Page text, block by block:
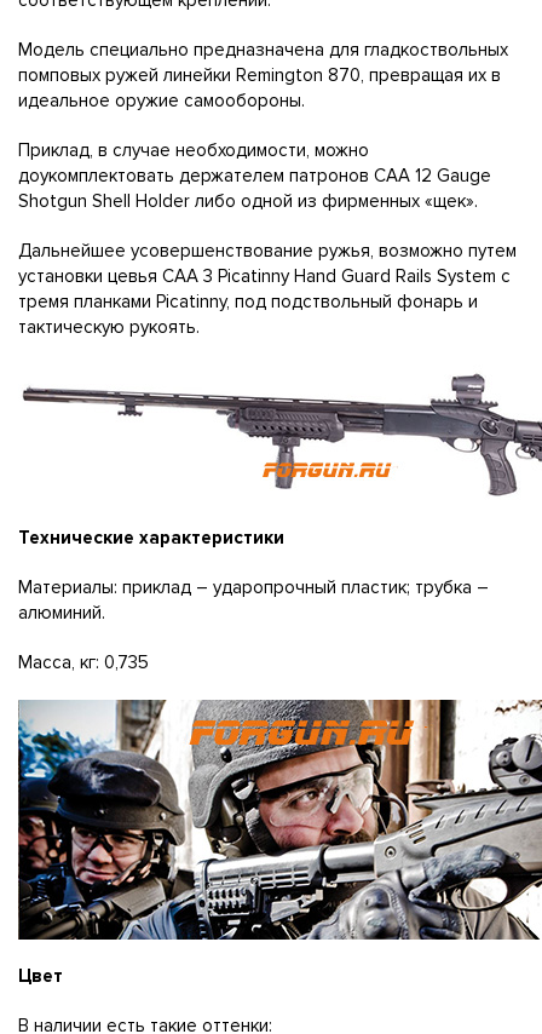
Модель специально предназначена для гладкоствольных
помповых ружей линейки Remington 870, превращая их в
идеальное оружие самообороны.
Приклад, в случае необходимости, можно
доукомплектовать держателем патронов CAA 12 Gauge
Shotgun Shell Holder либо одной из фирменных «щек».
Дальнейшее усовершенствование ружья, возможно путем
установки цевья CAA 3 Picatinny Hand Guard Rails System с
тремя планками Picatinny, под подствольный фонарь и
тактическую рукоять.
Технические характеристики
Материалы: приклад – ударопрочный пластик; трубка –
алюминий.
Масса, кг: 0,735
Цвет
В наличии есть такие оттенки: